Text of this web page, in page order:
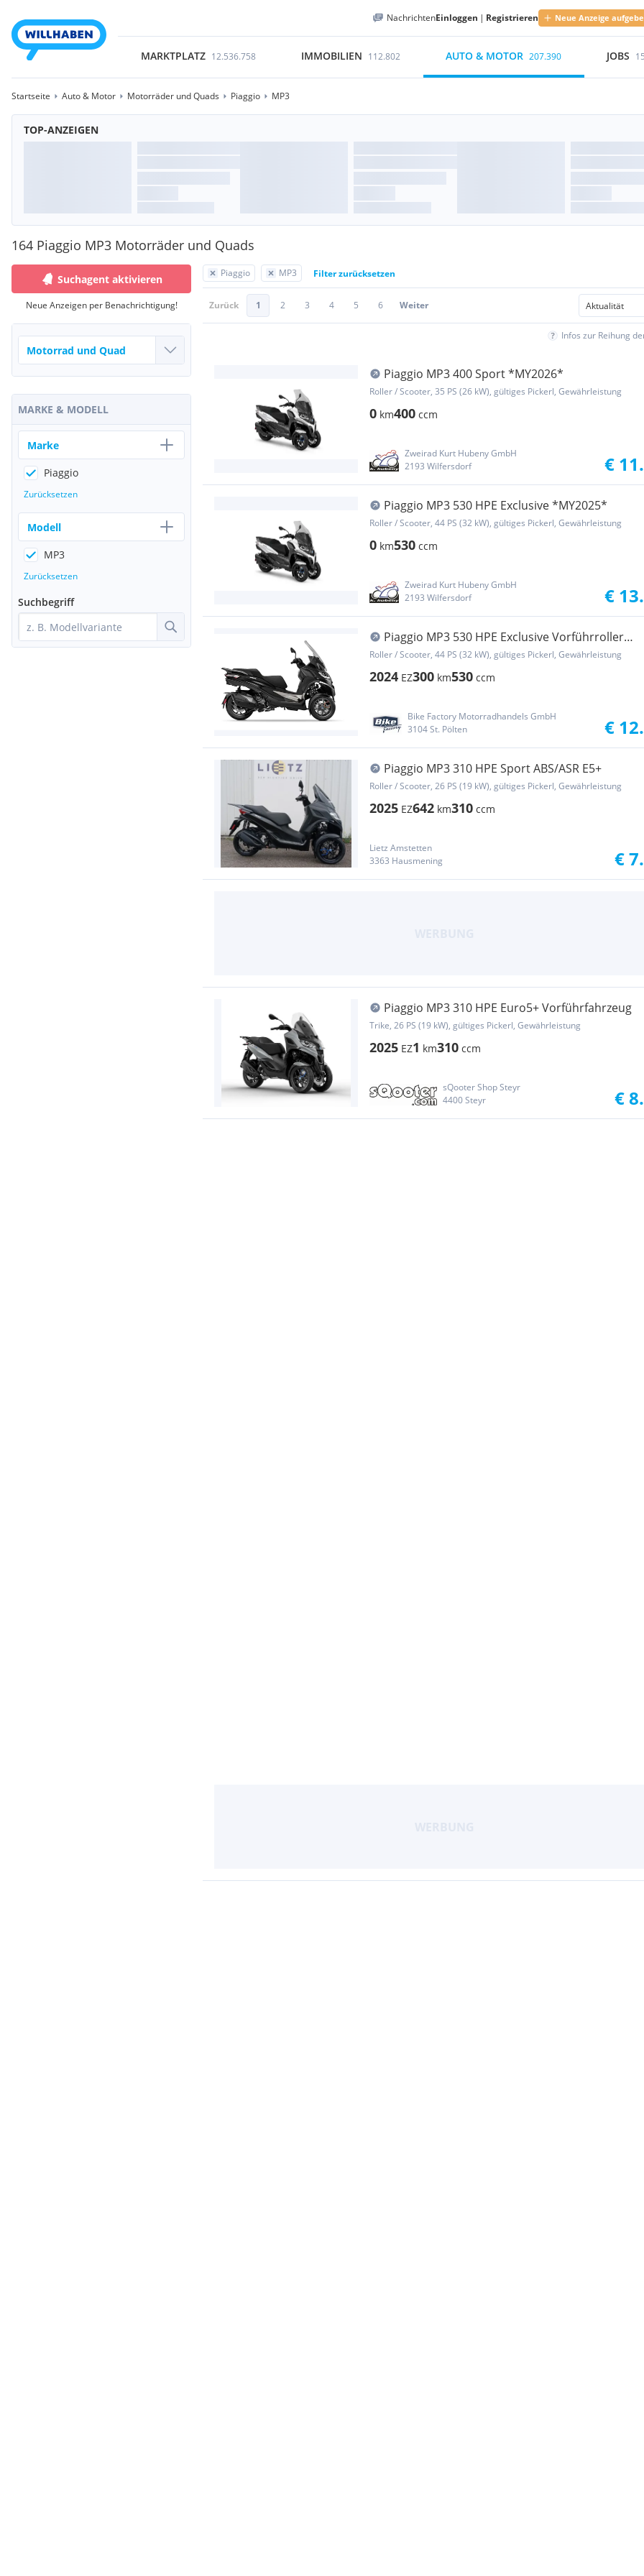
NachrichtenEinloggen | Registrieren Neue Anzeige
MARKTPLATZ 12.536.758 IMMOBILIEN 112.802 AUTO & MOTOR 207.390 JOBS
Startseite Auto & Motor Motorräder und Quads Piaggio MP3
TOP-ANZEIGEN
164 Piaggio MP3 Motorräder und Quads
Piaggio MP3 Filter zurücksetzen
Zurück 1 2 3 4 5 6 Weiter
Infos zur Reihung
Piaggio MP3 400 Sport *MY2026*
Roller / Scooter, 35 PS (26 kW), gültiges Pickerl, Gewährleistung
0 km400 ccm
Zweirad Kurt Hubeny GmbH
2193 Wilfersdorf
€
Piaggio MP3 530 HPE Exclusive *MY2025*
Roller / Scooter, 44 PS (32 kW), gültiges Pickerl, Gewährleistung
0 km530 ccm
Zweirad Kurt Hubeny GmbH
2193 Wilfersdorf
€
Piaggio MP3 530 HPE Exclusive Vorführroller
Nero Meteor...
Roller / Scooter, 44 PS (32 kW), gültiges Pickerl, Gewährleistung
2024 EZ300 km530 ccm
Bike Factory Motorradhandels GmbH
3104 St. Pölten
€
Piaggio MP3 310 HPE Sport ABS/ASR E5+
Roller / Scooter, 26 PS (19 kW), gültiges Pickerl, Gewährleistung
2025 EZ642 km310 ccm
Lietz Amstetten
3363 Hausmening
€
Piaggio MP3 310 HPE Euro5+ Vorführfahrzeug
Trike, 26 PS (19 kW), gültiges Pickerl, Gewährleistung
2025 EZ1 km310 ccm
sQooter Shop Steyr
4400 Steyr
€
Suchagent aktivieren
Neue Anzeigen per Benachrichtigung!
MARKE & MODELL
Marke
Piaggio
Zurücksetzen
Modell
MP3
Zurücksetzen
Suchbegriff